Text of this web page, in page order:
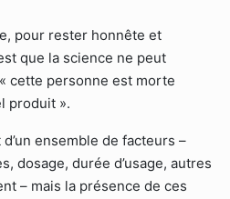
pour rester honnête et
que la science ne peut
cette personne est morte
produit ».
ensemble de facteurs –
dosage, durée d’usage, autres
– mais la présence de ces